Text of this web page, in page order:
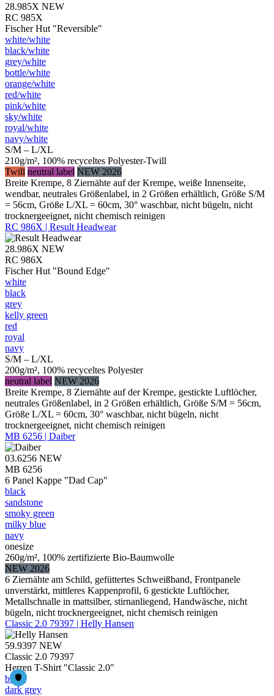
28.985X NEW
RC 985X
Fischer Hut "Reversible"
white/​white
black/​white
grey/​white
bottle/​white
orange/​white
red/​white
pink/​white
sky/​white
royal/​white
navy/​white
S/M – L/XL
210g/m², 100% recyceltes Polyester-Twill
Twill neutral label NEW 2026
Breite Krempe, 8 Ziernähte auf der Krempe, weiße Innenseite,
wendbar, neutrales Größenlabel, in 2 Größen erhältlich, Größe S/M
= 56cm, Größe L/XL = 60cm, 30° waschbar, nicht bügeln, nicht
trocknergeeignet, nicht chemisch reinigen
RC 986X | Result Headwear
28.986X NEW
RC 986X
Fischer Hut "Bound Edge"
white
black
grey
kelly green
red
royal
navy
S/M – L/XL
200g/m², 100% recyceltes Polyester
neutral label NEW 2026
Breite Krempe, 8 Ziernähte auf der Krempe, gestickte Luftlöcher,
neutrales Größenlabel, in 2 Größen erhältlich, Größe S/M = 56cm,
Größe L/XL = 60cm, 30° waschbar, nicht bügeln, nicht
trocknergeeignet, nicht chemisch reinigen
MB 6256 | Daiber
03.6256 NEW
MB 6256
6 Panel Kappe "Dad Cap"
black
sandstone
smoky green
milky blue
navy
onesize
260g/m², 100% zertifizierte Bio-Baumwolle
NEW 2026
6 Ziernähte am Schild, gefüttertes Schweißband, Frontpanele
unverstärkt, mittleres Kappenprofil, 6 gestickte Luftlöcher,
Metallschnalle in mattsilber, stirnanliegend, Handwäsche, nicht
bügeln, nicht trocknergeeignet, nicht chemisch reinigen
Classic 2.0 79397 | Helly Hansen
59.9397 NEW
Classic 2.0 79397
Herren T-Shirt "Classic 2.0"
black
dark grey